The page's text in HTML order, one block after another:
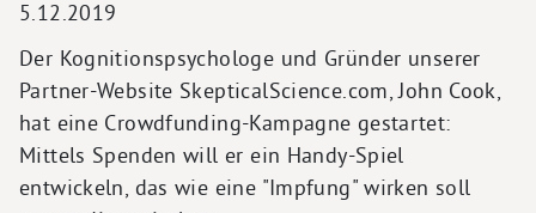
5.12.2019
Der Kognitionspsychologe und Gründer unserer
Partner-Website SkepticalScience.com, John Cook,
hat eine Crowdfunding-Kampagne gestartet:
Mittels Spenden will er ein Handy-Spiel
entwickeln, das wie eine "Impfung" wirken soll